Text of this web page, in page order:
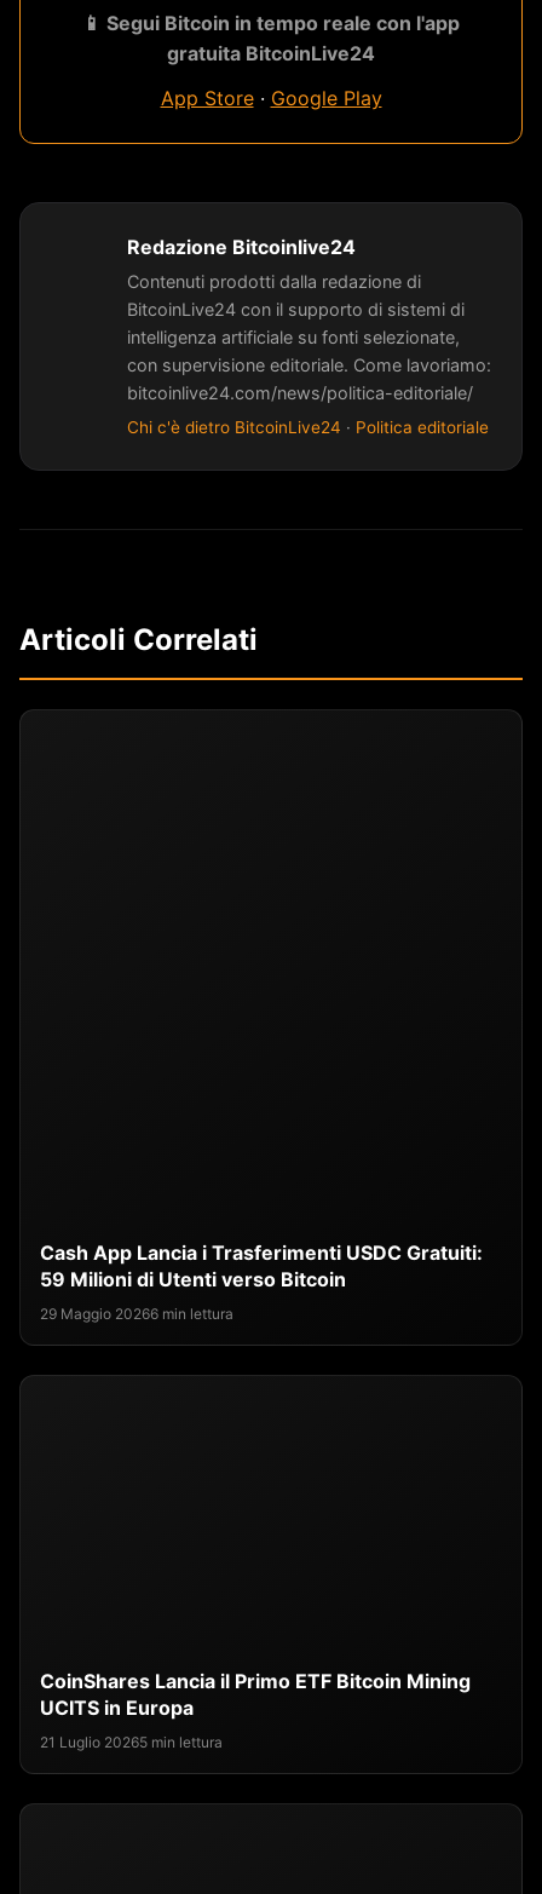
📱 Segui Bitcoin in tempo reale con l'app
gratuita BitcoinLive24
App Store· Google Play
Redazione Bitcoinlive24
Contenuti prodotti dalla redazione di
BitcoinLive24 con il supporto di sistemi di
intelligenza artificiale su fonti selezionate,
con supervisione editoriale. Come lavoriamo:
bitcoinlive24.com/news/politica-editoriale/
Chi c'è dietro BitcoinLive24 · Politica editoriale
Articoli Correlati
Cash App Lancia i Trasferimenti USDC Gratuiti:
59 Milioni di Utenti verso Bitcoin
29 Maggio 20266 min lettura
CoinShares Lancia il Primo ETF Bitcoin Mining
UCITS in Europa
21 Luglio 20265 min lettura